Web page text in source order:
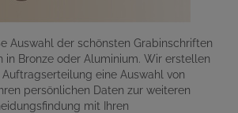
Auswahl der schönsten Grabinschriften
in Bronze oder Aluminium. Wir erstellen
eine Auswahl von
persönlichen Daten zur weiteren
mit Ihren